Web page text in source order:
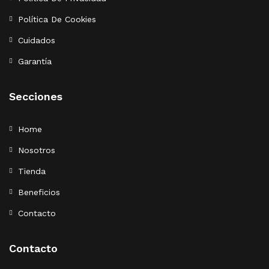
Política De Cookies
Cuidados
Garantía
Secciones
Home
Nosotros
Tienda
Beneficios
Contacto
Contacto